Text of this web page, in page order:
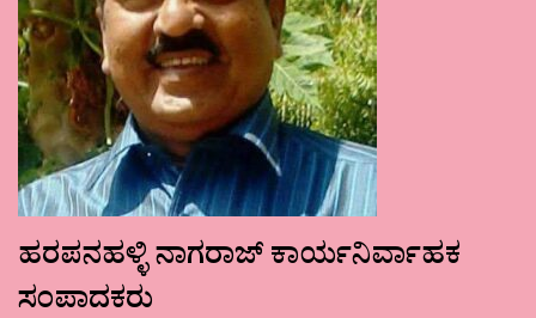
ಹರಪನಹಳ್ಳಿ ನಾಗರಾಜ್ ಕಾರ್ಯನಿರ್ವಾಹಕ
ಸಂಪಾದಕರು